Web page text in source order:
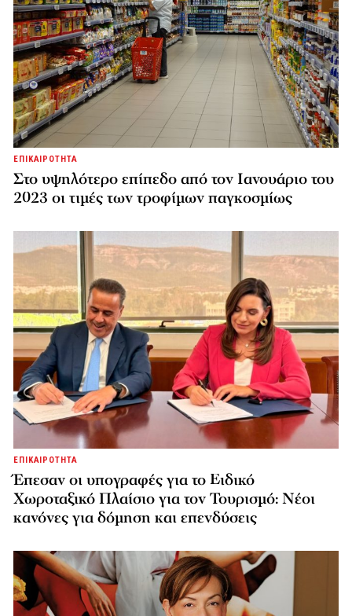
ΕΠΙΚΑΙΡΟΤΗΤΑ
Στο υψηλότερο επίπεδο από τον Ιανουάριο του
2023 οι τιμές των τροφίμων παγκοσμίως
ΕΠΙΚΑΙΡΟΤΗΤΑ
Έπεσαν οι υπογραφές για το Ειδικό
Χωροταξικό Πλαίσιο για τον Τουρισμό: Νέοι
κανόνες για δόμηση και επενδύσεις